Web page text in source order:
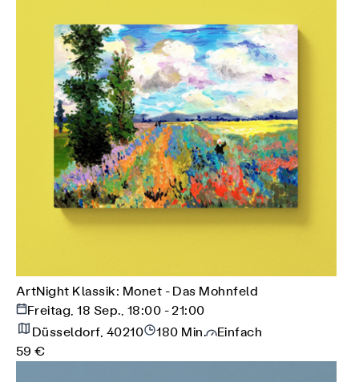
ArtNight Klassik: Monet - Das Mohnfeld
Freitag, 18 Sep., 18:00 - 21:00
Düsseldorf, 40210
180 Min.
Einfach
59 €